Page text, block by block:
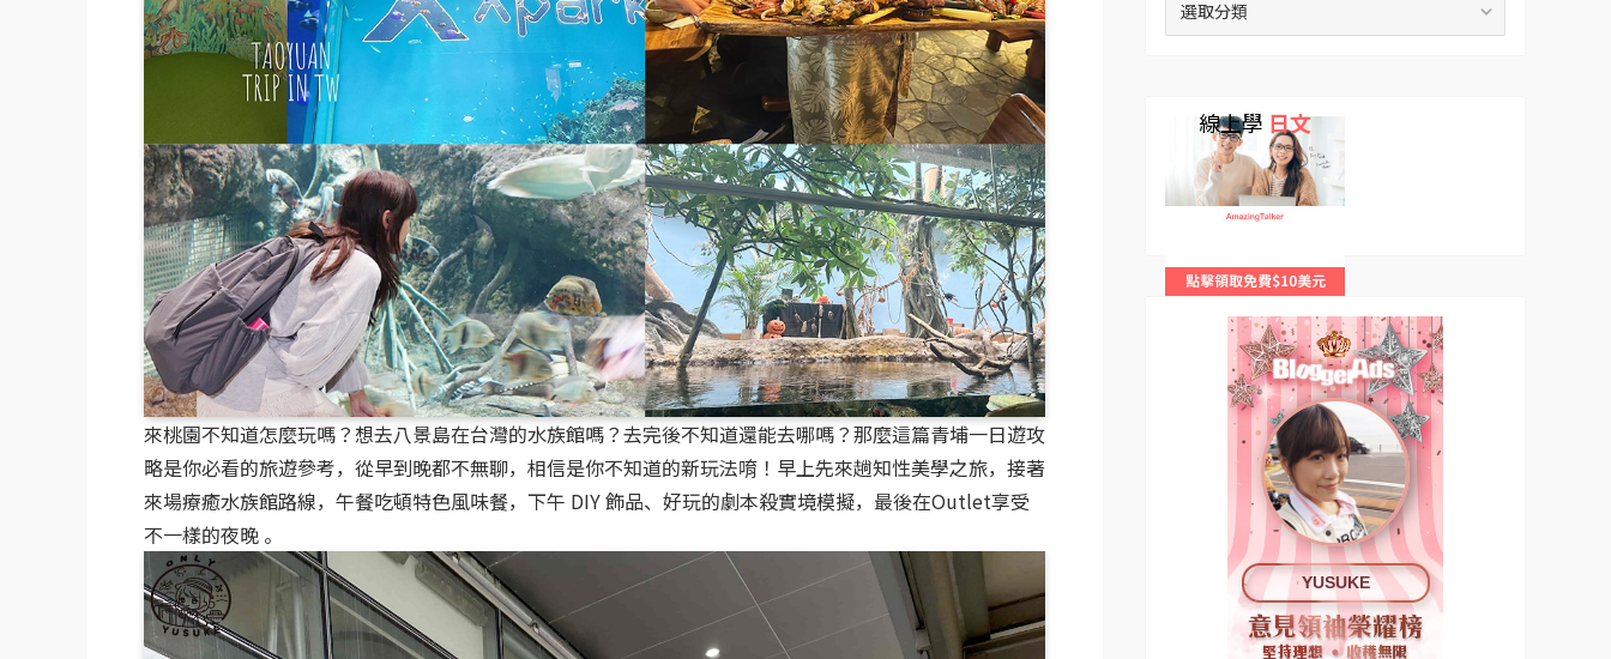
來桃園不知道怎麼玩嗎？想去八景島在台灣的水族館嗎？去完後不知道還能去哪嗎？那麼這篇青埔一日遊攻
略是你必看的旅遊參考，從早到晚都不無聊，相信是你不知道的新玩法唷！早上先來趟知性美學之旅，接著
來場療癒水族館路線，午餐吃頓特色風味餐，下午 DIY 飾品、好玩的劇本殺實境模擬，最後在Outlet享受
不一樣的夜晚 。
線上學 日文
YUSUKE